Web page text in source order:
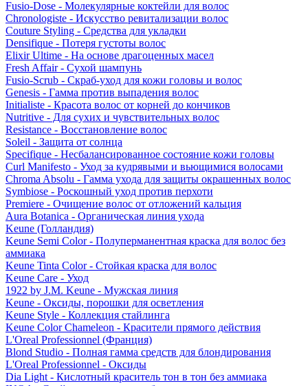
Fusio-Dose - Молекулярные коктейли для волос
Chronologiste - Искусство ревитализации волос
Couture Styling - Средства для укладки
Densifique - Потеря густоты волос
Elixir Ultime - На основе драгоценных масел
Fresh Affair - Сухой шампунь
Fusio-Scrub - Скраб-уход для кожи головы и волос
Genesis - Гамма против выпадения волос
Initialiste - Красота волос от корней до кончиков
Nutritive - Для сухих и чувствительных волос
Resistance - Восстановление волос
Soleil - Защита от солнца
Specifique - Несбалансированное состояние кожи головы
Curl Manifesto - Уход за кудрявыми и вьющимися волосами
Chroma Absolu - Гамма ухода для защиты окрашенных волос
Symbiose - Роскошный уход против перхоти
Premiere - Очищение волос от отложений кальция
Aura Botanica - Органическая линия ухода
Keune (Голландия)
Keune Semi Color - Полуперманентная краска для волос без
аммиака
Keune Tinta Color - Стойкая краска для волос
Keune Care - Уход
1922 by J.M. Keune - Мужская линия
Keune - Оксиды, порошки для осветления
Keune Style - Коллекция стайлинга
Keune Color Chameleon - Красители прямого действия
L'Oreal Professionnel (Франция)
Blond Studio - Полная гамма средств для блондирования
L'Oreal Professionnel - Оксиды
Dia Light - Кислотный краситель тон в тон без аммиака